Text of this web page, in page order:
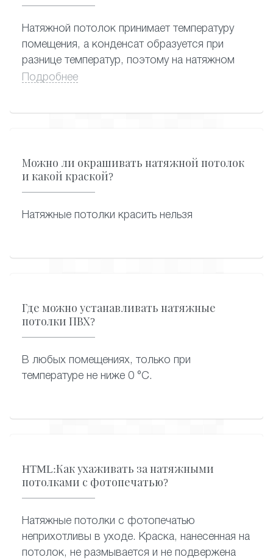
Натяжной потолок принимает температуру
помещения, а конденсат образуется при
разнице температур, поэтому на натяжном
потолке не собирается конденсат.
Подробнее
Можно ли окрашивать натяжной потолок
и какой краской?
Натяжные потолки красить нельзя
Где можно устанавливать натяжные
потолки ПВХ?
В любых помещениях, только при
температуре не ниже 0 °C.
HTML:Как ухаживать за натяжными
потолками с фотопечатью?
Натяжные потолки с фотопечатью
неприхотливы в уходе. Краска, нанесенная на
потолок, не размывается и не подвержена